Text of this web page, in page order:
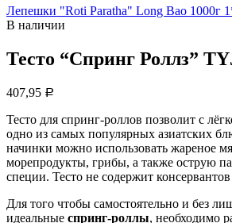
Лепешки "Roti Paratha" Long Bao 1000г
В наличии
Тесто “Спринг Роллз”
407,95 Р
Тесто для спринг-роллов позволит с
одно из самых популярных азиатских
начинки можно использовать жареное
морепродукты, грибы, а также острую
специи. Тесто не содержит
Для того чтобы самостоятельно и без
идеальные спринг-роллы, необходимо